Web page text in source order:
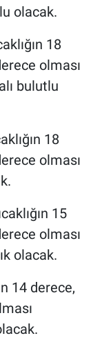
olacak.
18
olması
bulutlu
18
olması
15
olması
olacak.
14 derece,